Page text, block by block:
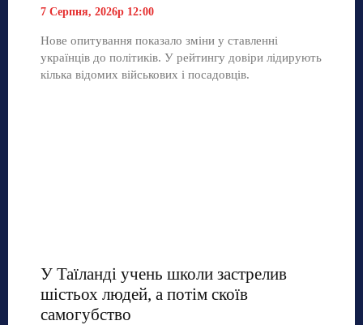
7 Серпня, 2026р 12:00
Нове опитування показало зміни у ставленні
українців до політиків. У рейтингу довіри лідирують
кілька відомих військових і посадовців.
У Таїланді учень школи застрелив
шістьох людей, а потім скоїв
самогубство